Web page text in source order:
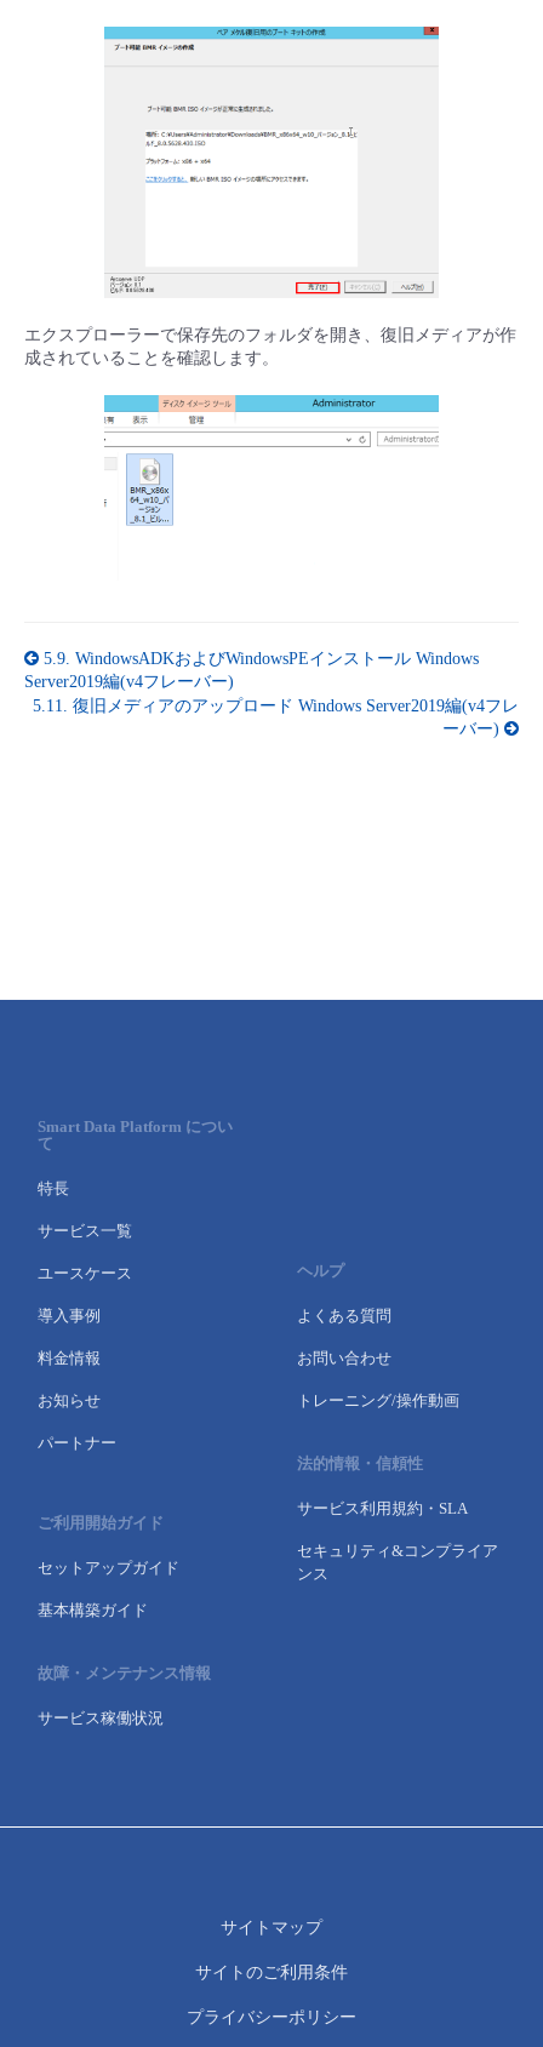
エクスプローラーで保存先のフォルダを開き、復旧メディアが作
成されていることを確認します。
5.9. WindowsADKおよびWindowsPEインストール Windows
Server2019編(v4フレーバー)
5.11. 復旧メディアのアップロード Windows Server2019編(v4フレ
ーバー)
Smart Data Platform につい
て
特長
サービス一覧
ユースケース
導入事例
料金情報
お知らせ
パートナー
ご利用開始ガイド
セットアップガイド
基本構築ガイド
故障・メンテナンス情報
サービス稼働状況
ヘルプ
よくある質問
お問い合わせ
トレーニング/操作動画
法的情報・信頼性
サービス利用規約・SLA
セキュリティ&コンプライア
ンス
サイトマップ
サイトのご利用条件
プライバシーポリシー